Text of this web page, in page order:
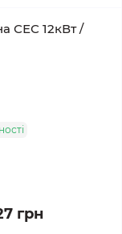
СЕС 12кВт /
грн